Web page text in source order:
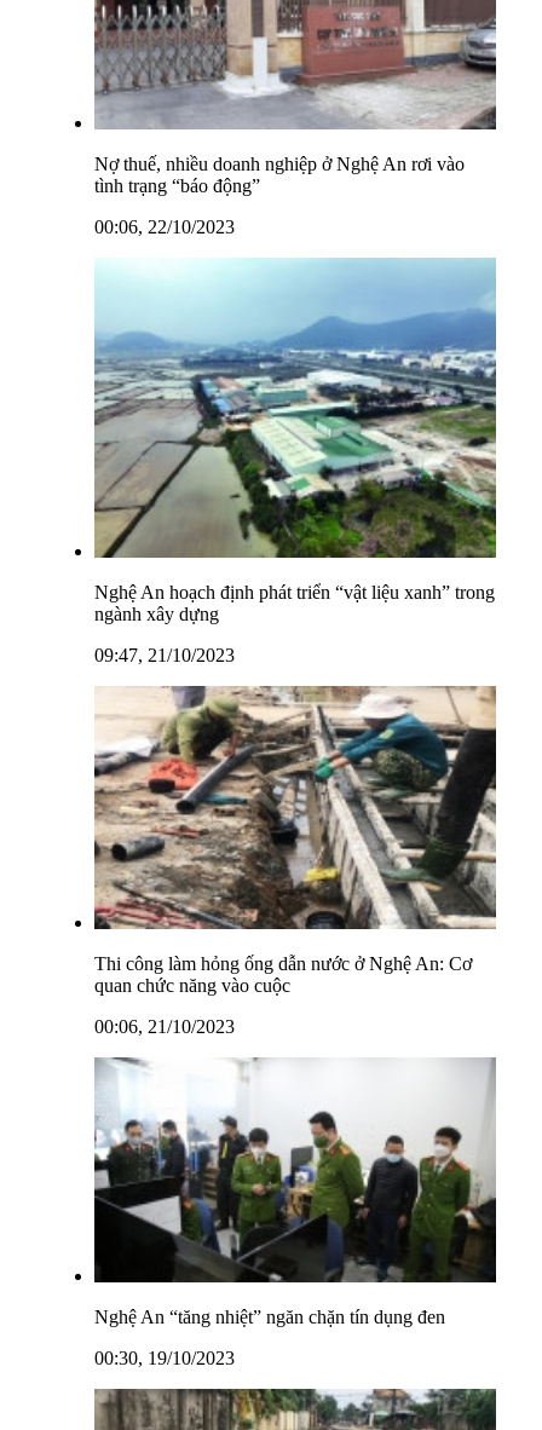
Nợ thuế, nhiều doanh nghiệp ở Nghệ An rơi vào
tình trạng “báo động”
00:06, 22/10/2023
Nghệ An hoạch định phát triển “vật liệu xanh” trong
ngành xây dựng
09:47, 21/10/2023
Thi công làm hỏng ống dẫn nước ở Nghệ An: Cơ
quan chức năng vào cuộc
00:06, 21/10/2023
Nghệ An “tăng nhiệt” ngăn chặn tín dụng đen
00:30, 19/10/2023